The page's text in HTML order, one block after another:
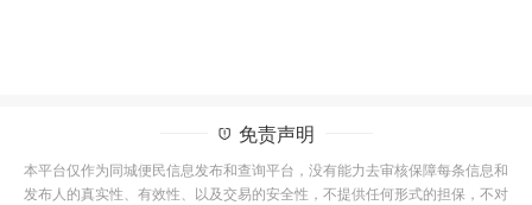
免责声明
本平台仅作为同城便民信息发布和查询平台，没有能力去审核保障每条信息和
发布人的真实性、有效性、以及交易的安全性，不提供任何形式的担保，不对